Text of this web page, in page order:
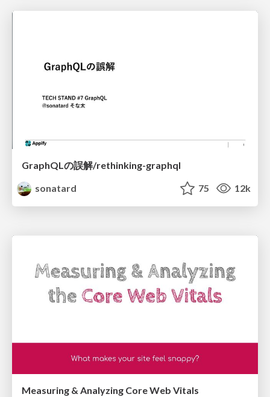
GraphQLの誤解/rethinking-graphql
sonatard
75 12k
Measuring & Analyzing Core Web Vitals